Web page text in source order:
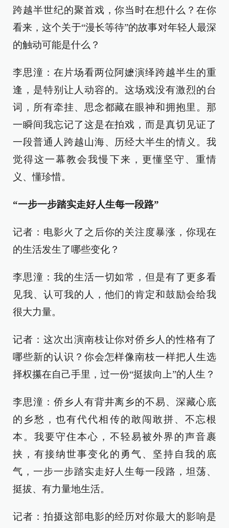
跨越半世纪的聚首戏，你当时在想什么？在你
看来，这个关于“漫长等待”的故事对年轻人最深
的触动可能是什么？
李思潼：在片场看两位阿嬷演绎跨越半生的重
逢，是特别让人动容的。这场戏没有激烈的台
词，所有牵挂、思念都藏在眼神和拥抱里。那
一瞬间我忘记了这是在拍戏，而是真切见证了
一段普通人跨越山海、历经大半生的情义。我
觉得这一幕教会我慢下来，更懂坚守、重情
义、懂珍惜。
“一步一步踏实走好人生每一段路”
记者：电影火了之后你的关注度暴涨，你现在
的生活发生了哪些变化？
李思潼：我的生活一切如常，但是有了更多看
见我、认可我的人，他们的肯定和鼓励会给我
很大力量。
记者：这次出演南枝让你对侨乡人的性格有了
哪些新的认识？你会怎样像南枝一样把人生选
择权攥在自己手里，过一份“挺拔向上”的人生？
李思潼：侨乡人有背井离乡的不易、深藏心底
的乡愁，也有代代相传的敢闯敢拼、不忘根
本。我要守住本心，不轻易被外界的声音裹
挟，有接纳世事变化的勇气、坚持自我的底
气，一步一步踏实走好人生每一段路，坦荡、
挺拔、有力量地生活。
记者：拍摄这部电影的经历对你最大的影响是